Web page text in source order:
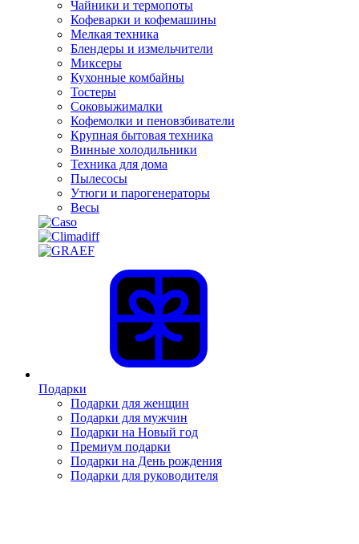
Чайники и термопоты
Кофеварки и кофемашины
Мелкая техника
Блендеры и измельчители
Миксеры
Кухонные комбайны
Тостеры
Соковыжималки
Кофемолки и пеновзбиватели
Крупная бытовая техника
Винные холодильники
Техника для дома
Пылесосы
Утюги и парогенераторы
Весы
Подарки
Подарки для женщин
Подарки для мужчин
Подарки на Новый год
Премиум подарки
Подарки на День рождения
Подарки для руководителя